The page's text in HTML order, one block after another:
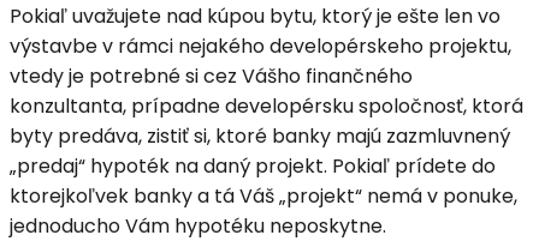
Pokiaľ uvažujete nad kúpou bytu, ktorý je ešte len vo
výstavbe v rámci nejakého developérskeho projektu,
vtedy je potrebné si cez Vášho finančného
konzultanta, prípadne developérsku spoločnosť, ktorá
byty predáva, zistiť si, ktoré banky majú zazmluvnený
„predaj“ hypoték na daný projekt. Pokiaľ prídete do
ktorejkoľvek banky a tá Váš „projekt“ nemá v ponuke,
jednoducho Vám hypotéku neposkytne.